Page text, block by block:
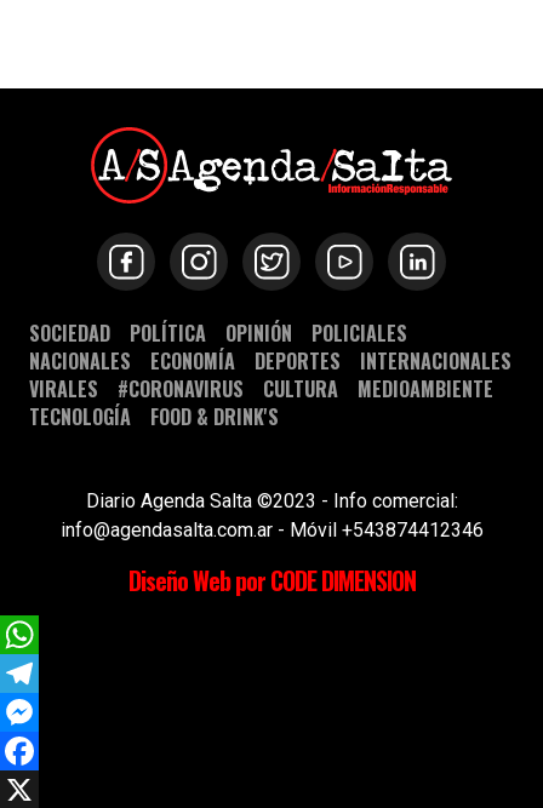
SOCIEDAD POLÍTICA OPINIÓN
POLICIALES
NACIONALES
ECONOMÍA DEPORTES
INTERNACIONALES
VIRALES
#CORONAVIRUS CULTURA
MEDIOAMBIENTE
TECNOLOGÍA
FOOD & DRINK'S
Diario Agenda Salta ©2023 - Info comercial:
info@agendasalta.com.ar - Móvil +543874412346
Diseño Web por CODE DIMENSION
WhatsApp
Telegram
Messenger
Facebook